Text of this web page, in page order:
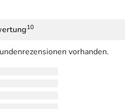
10
vorhanden.